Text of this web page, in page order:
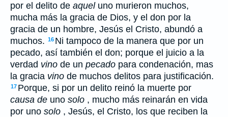
por el delito de aqueluno murieron muchos,
mucha más la gracia de Dios, y el don por la
gracia de un hombre, Jesús el Cristo, abundó a
muchos. 16 Ni tampoco de la manera que por un
pecado, así también el don; porque el juicio a la
verdad vino de un pecado para condenación, mas
la gracia vino de muchos delitos para justificación.
17 Porque, si por un delito reinó la muerte por
causa de uno solo , mucho más reinarán en vida
por uno solo , Jesús, el Cristo, los que reciben la